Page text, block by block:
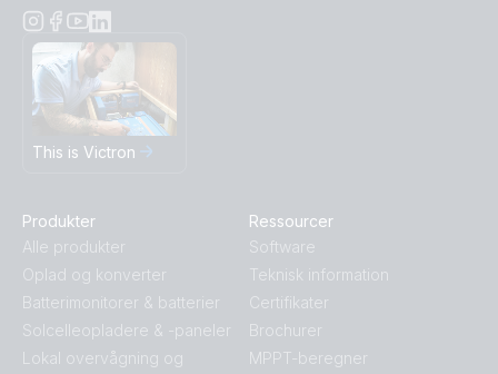
This is Victron
Produkter
Alle produkter
Oplad og konverter
Batterimonitorer & batterier
Solcelleopladere & -paneler
Lokal overvågning og
Ressourcer
Software
Teknisk information
Certifikater
Brochurer
MPPT-beregner